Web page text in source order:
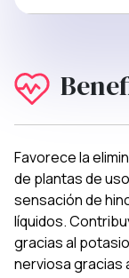
Favorece la
de plantas de
sensación de
líquidos.
gracias al
nerviosa gracias